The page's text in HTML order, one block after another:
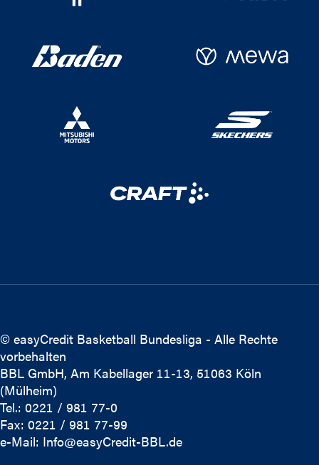
© easyCredit Basketball Bundesliga - Alle Rechte
vorbehalten
BBL GmbH, Am Kabellager 11-13, 51063 Köln
(Mülheim)
Tel.: 0221 / 981 77-0
Fax: 0221 / 981 77-99
e-Mail: Info@easyCredit-BBL.de